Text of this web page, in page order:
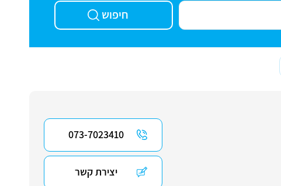
חיפוש
073-7023410
יצירת קשר